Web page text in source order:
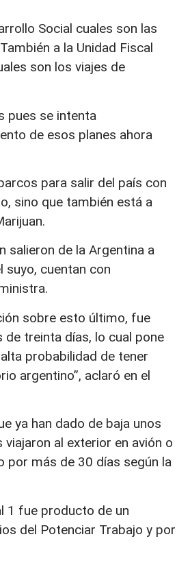
Social cuales son las
a la Unidad Fiscal
son los viajes de
pues se intenta
de esos planes ahora
para salir del país con
sino que también está a
salieron de la Argentina a
cuentan con
sobre esto último, fue
treinta días, lo cual pone
probabilidad de tener
argentino”, aclaró en el
ya han dado de baja unos
al exterior en avión o
por más de 30 días según la
1 fue producto de un
del Potenciar Trabajo y por